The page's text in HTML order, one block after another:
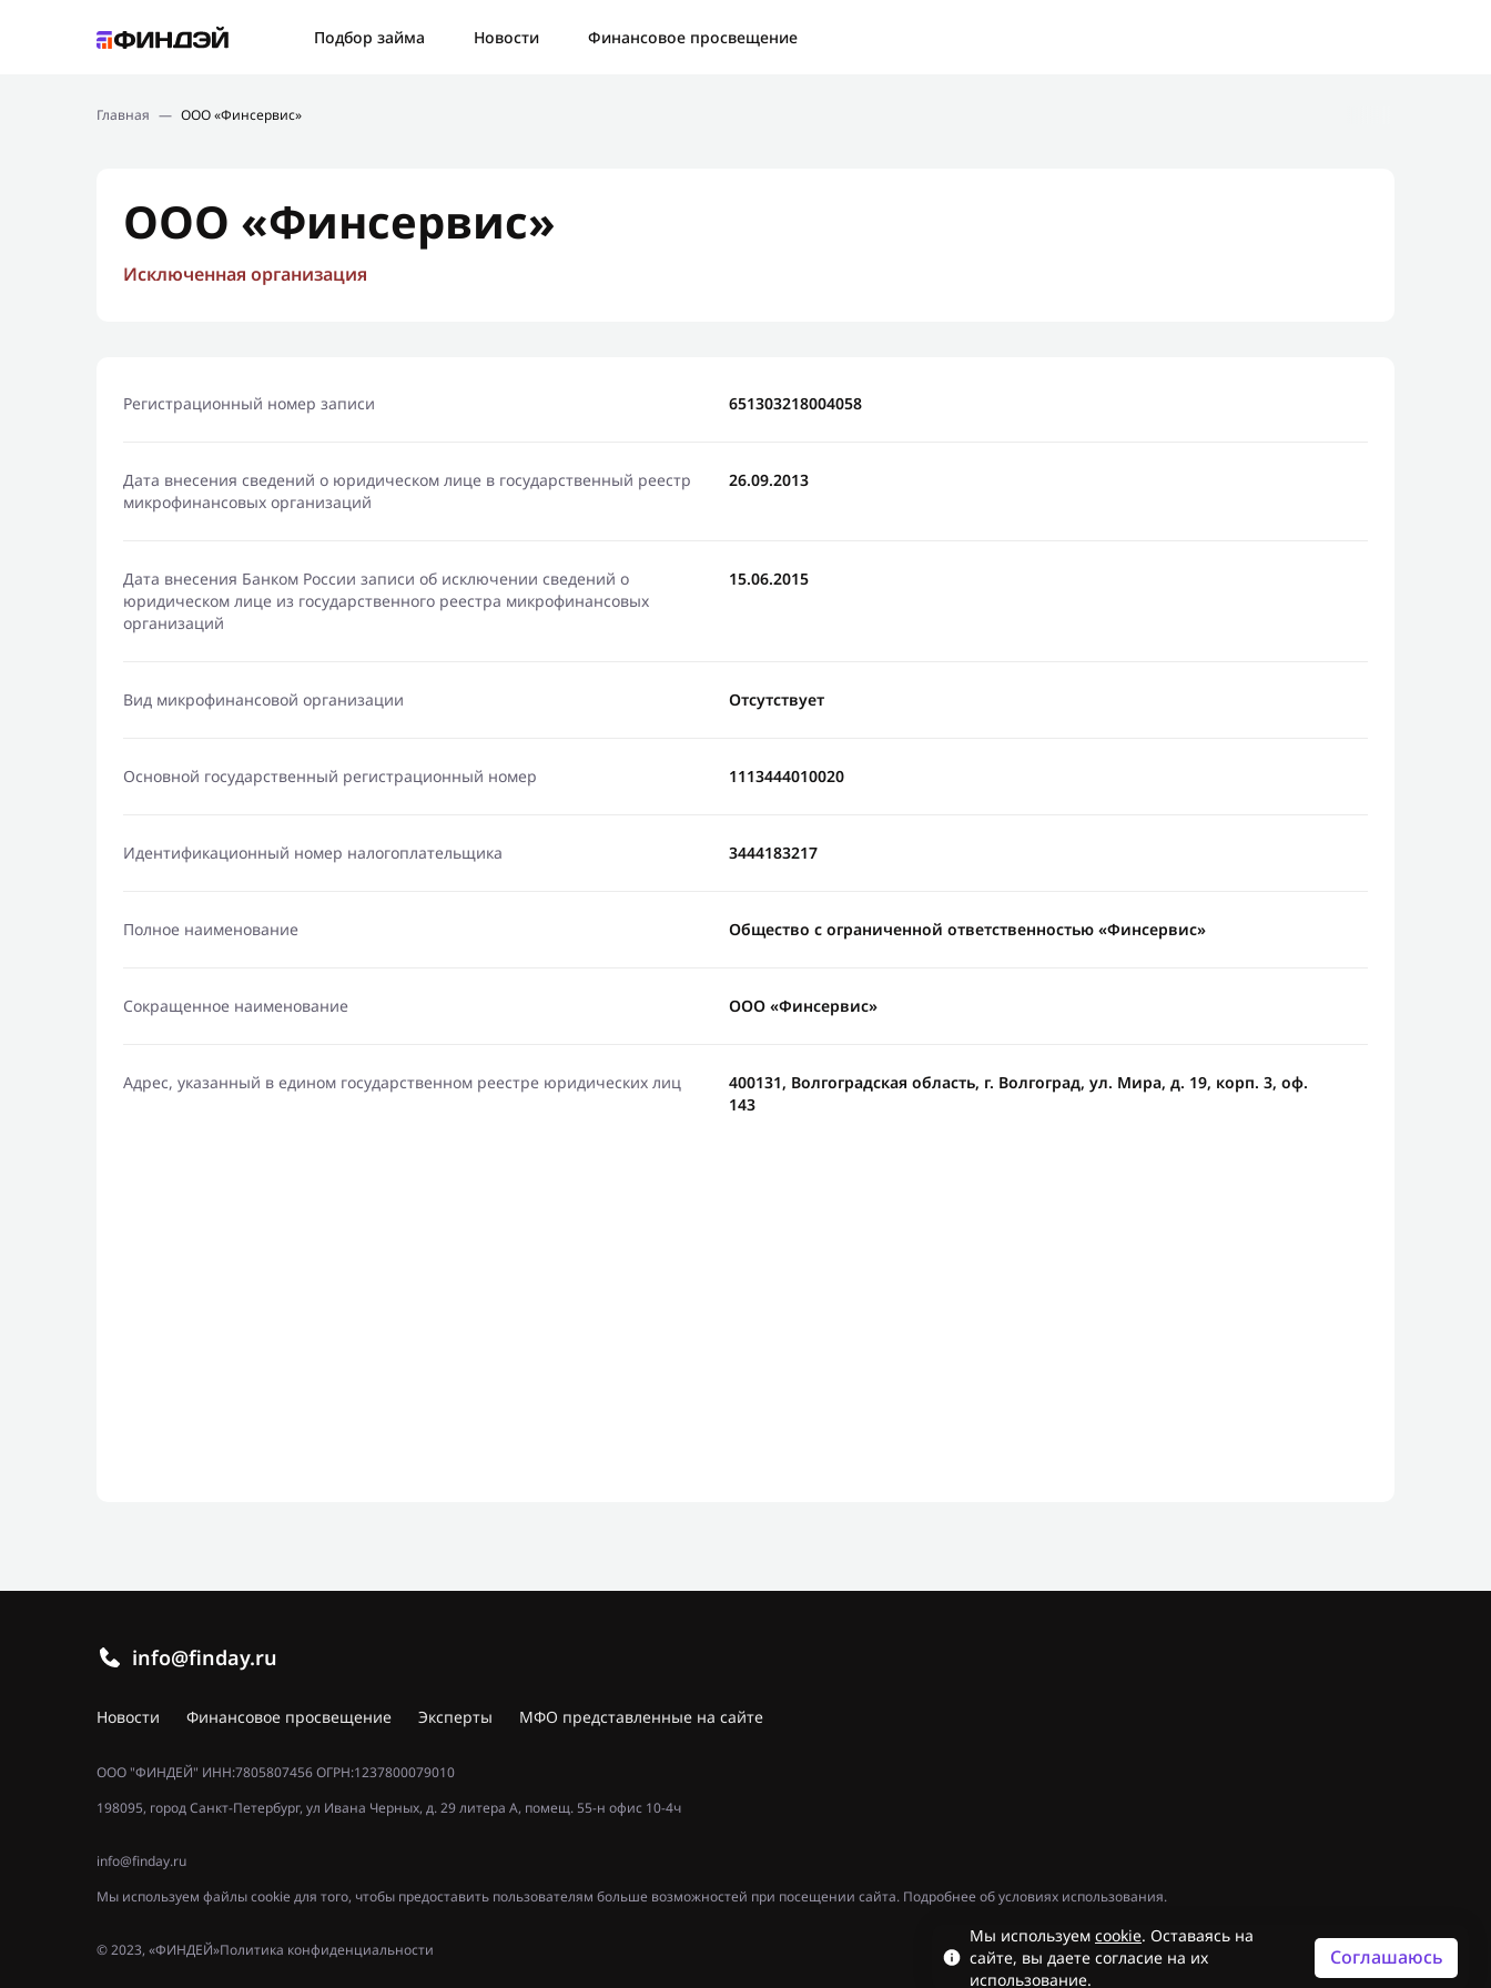
Подбор займа Новости
Финансовое просвещение
Новости
Главная — ООО «Финсервис»
ООО «Финсервис»
Исключенная организация
Регистрационный номер записи 651303218004058
Дата внесения сведений о юридическом лице в государственный реестр
микрофинансовых организаций
26.09.2013
Дата внесения Банком России записи об исключении сведений о
юридическом лице из государственного реестра микрофинансовых
организаций
15.06.2015
Вид микрофинансовой организации Отсутствует
Основной государственный регистрационный номер 1113444010020
Идентификационный номер налогоплательщика 3444183217
Полное наименование Общество с ограниченной ответственностью «Финсервис»
Сокращенное наименование ООО «Финсервис»
Адрес, указанный в едином государственном реестре юридических лиц
400131, Волгоградская область, г. Волгоград, ул. Мира, д. 19, корп. 3, оф.
143
info@finday.ru
Новости Финансовое просвещение Эксперты МФО представленные на сайте
ООО "ФИНДЕЙ" ИНН:7805807456 ОГРН:1237800079010
198095, город Санкт-Петербург, ул Ивана Черных, д. 29 литера А, помещ. 55-н офис 10-4ч
info@finday.ru
Мы используем файлы cookie для того, чтобы предоставить пользователям больше возможностей при посещении сайта. Подробнее об условиях использования.
Политика конфиденциальности
© 2023, «ФИНДЕЙ»
Мы используем cookie. Оставаясь на
сайте, вы даете согласие на их
использование.
Соглашаюсь
Ошибка: Контактная форма не найдена.